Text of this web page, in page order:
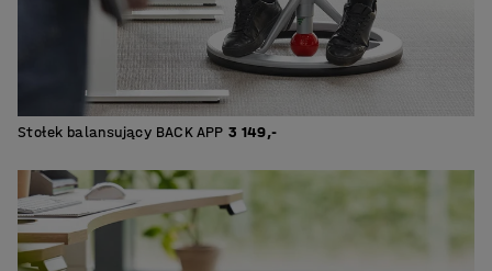
Stołek balansujący BACK APP 3 149,-